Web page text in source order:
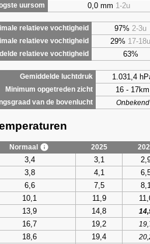
uursom 0,0 mm 1-2u
relatieve vochtigheid 97% 2-3u
relatieve vochtigheid 29% 17-18u
relatieve vochtigheid 63%
Gemiddelde luchtdruk 1.031,4
Minimum opgetreden zicht 16 - 17km
van de bovenlucht Onbekend
Normaal 2025
3,4 3,1
3,8 4,1
6,6 7,5
10,1 11,9
13,9 14,8
16,7 19,2
18,6 19,4